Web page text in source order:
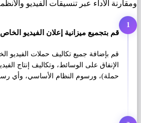
ومقارنة الأداء عبر تنسيقات الفيديو
1
قم بتجميع ميزانية إعلان الفيديو
قم بإضافة جميع تكاليف حملات الفيديو
الإنفاق على الوسائط، وتكاليف إنتاج
حملة)، ورسوم النظام الأساسي، وأي